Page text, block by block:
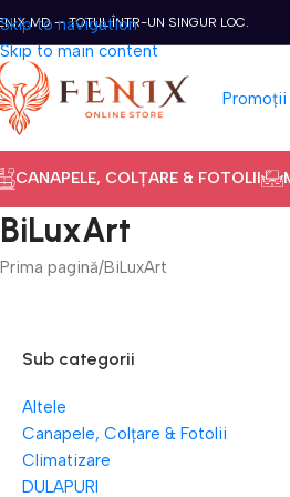
Skip to navigation
Skip to main content
— TOTUL ÎNTR-UN SINGUR LOC.
Promoții
CANAPELE, COLȚARE & FOTOLII
BiLuxArt
Prima pagină BiLuxArt
Sub categorii
Altele
Canapele, Colțare & Fotolii
Climatizare
DULAPURI